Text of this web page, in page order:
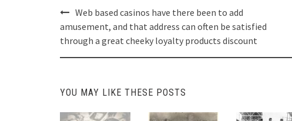
Post
navigation
Web based casinos have there been to add
amusement, and that address can often be satisfied
through a great cheeky loyalty products discount
YOU MAY LIKE THESE POSTS